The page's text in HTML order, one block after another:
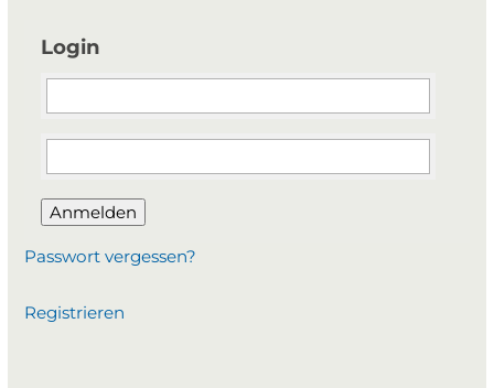
Login
Anmelden
Passwort vergessen?
Registrieren